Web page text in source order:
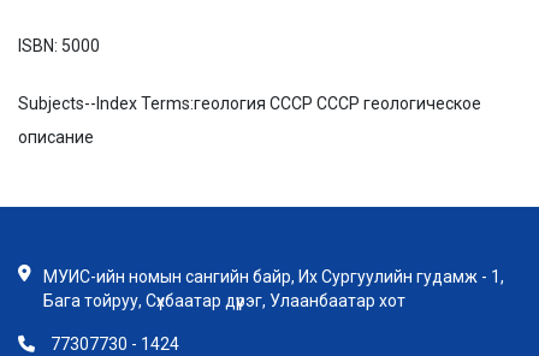
ISBN: 5000
Subjects--Index Terms:геология СССР СССР геологическое
описание
МУИС-ийн номын сангийн байр, Их Сургуулийн гудамж - 1,
Бага тойруу, Сүхбаатар дүүрэг, Улаанбаатар хот
77307730 - 1424